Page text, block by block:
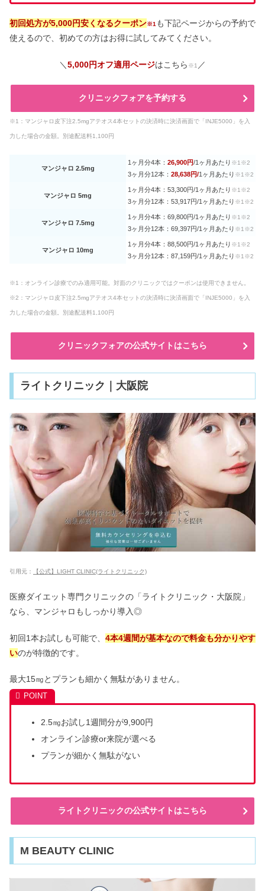
初回処方が5,000円安くなるクーポン※1 も下記ページからの予約で
使えるので、初めての方はお得に試してみてください。
＼ 5,000円オフ適用ページはこちら ※1 ／
クリニックフォアを予約する
※1： マンジャロ皮下注2.5mgアテオス4本セットの決済時に決済画面で「INJE5000」を入
力した場合の金額。別途配送料1,100円
マンジャロ 2.5mg
1ヶ月分4本： 26,900円/1ヶ月あたり ※1※2
3ヶ月分12本： 28,638円/1ヶ月あたり ※1※2
マンジャロ 5mg
1ヶ月分4本：53,300円/1ヶ月あたり ※1※2
3ヶ月分12本：53,917円/1ヶ月あたり ※1※2
マンジャロ 7.5mg
1ヶ月分4本：69,800円/1ヶ月あたり ※1※2
3ヶ月分12本：69,397円/1ヶ月あたり ※1※2
マンジャロ 10mg
1ヶ月分4本：88,500円/1ヶ月あたり ※1※2
3ヶ月分12本：87,159円/1ヶ月あたり ※1※2
※1：オンライン診療でのみ適用可能。対面のクリニックではクーポンは使用できません。
※2：マンジャロ皮下注2.5mgアテオス4本セットの決済時に決済画面で「INJE5000」を入
力した場合の金額。別途配送料1,100円
クリニックフォアの公式サイトはこちら
ライトクリニック｜大阪院
引用元： 【公式】LIGHT CLINIC(ライトクリニック)
医療ダイエット専門クリニックの「ライトクリニック・大阪院」
なら、マンジャロもしっかり導入◎
初回1本お試しも可能で、 4本4週間が基本なので料金も分かりやす
いのが特徴的です。
最大15㎎とプランも細かく無駄がありません。
2.5㎎お試し1週間分が9,900円
オンライン診療or来院が選べる
プランが細かく無駄がない
ライトクリニックの公式サイトはこちら
M BEAUTY CLINIC